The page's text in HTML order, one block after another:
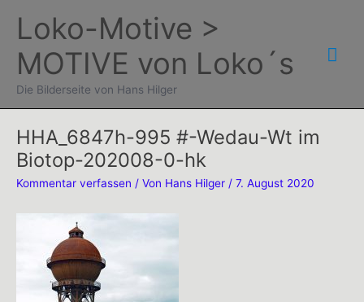
springen
Loko-Motive >
MOTIVE von Loko´s
Die Bilderseite von Hans Hilger
HHA_6847h-995 #-Wedau-Wt im
Biotop-202008-0-hk
Kommentar verfassen / Von Hans Hilger / 7. August 2020